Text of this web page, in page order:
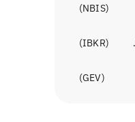
(
NBIS
)
(
IBKR
)
(
GEV
)